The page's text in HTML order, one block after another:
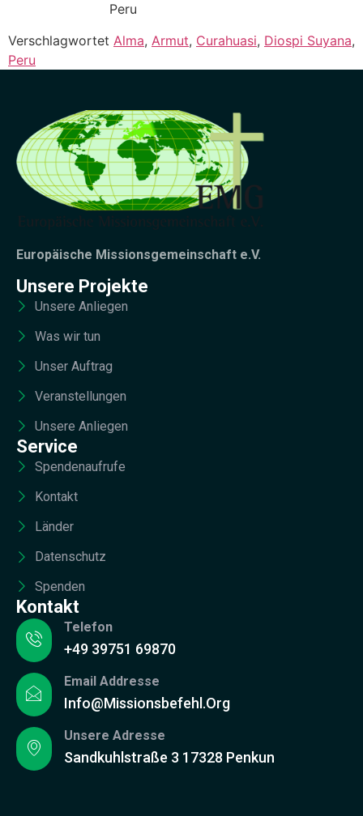
Peru
Verschlagwortet Alma, Armut, Curahuasi, Diospi Suyana,
Peru
Europäische Missionsgemeinschaft e.V.
Unsere Projekte
Unsere Anliegen
Was wir tun
Unser Auftrag
Veranstellungen
Unsere Anliegen
Service
Spendenaufrufe
Kontakt
Länder
Datenschutz
Spenden
Kontakt
Telefon
+49 39751 69870
Email Addresse
Info@missionsbefehl.org
Unsere Adresse
Sandkuhlstraße 3 17328 Penkun